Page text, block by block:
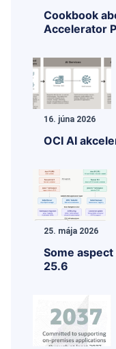
Cookbook
Accelerator
16. júna 2026
OCI AI
25. mája 2026
Some
25.6